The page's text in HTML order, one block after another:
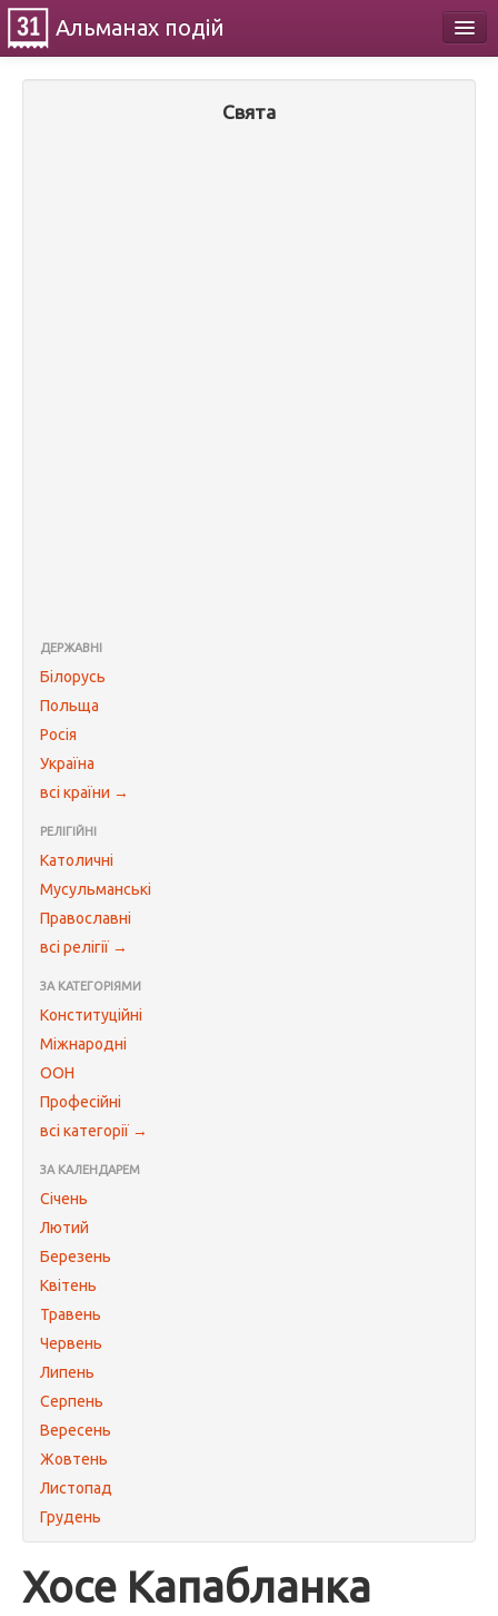
Альманах подій
Свята
ДЕРЖАВНІ
Білорусь
Польща
Росія
Україна
всі країни →
РЕЛІГІЙНІ
Католичні
Мусульманські
Православні
всі релігії →
ЗА КАТЕГОРІЯМИ
Конституційні
Міжнародні
ООН
Професійні
всі категорії →
ЗА КАЛЕНДАРЕМ
Січень
Лютий
Березень
Квітень
Травень
Червень
Липень
Серпень
Вересень
Жовтень
Листопад
Грудень
Хосе Капабланка